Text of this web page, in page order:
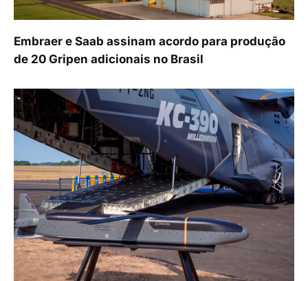
Embraer e Saab assinam acordo para produção
de 20 Gripen adicionais no Brasil